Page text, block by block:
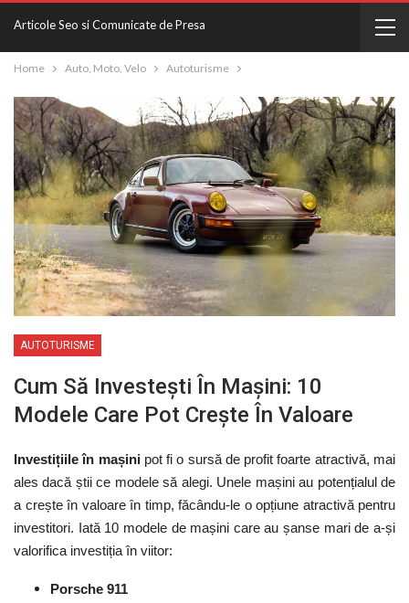
Articole Seo si Comunicate de Presa
Home Auto, Moto, Velo Autoturisme
AUTOTURISME
Cum Să Investești În Mașini: 10
Modele Care Pot Crește În Valoare
Investițiile în mașinipot fi o sursă de profit foarte atractivă, mai
ales dacă știi ce modele să alegi. Unele mașini au potențialul de
a crește în valoare în timp, făcându-le o opțiune atractivă pentru
investitori. Iată 10 modele de mașini care au șanse mari de a-și
valorifica investiția în viitor:
Porsche 911